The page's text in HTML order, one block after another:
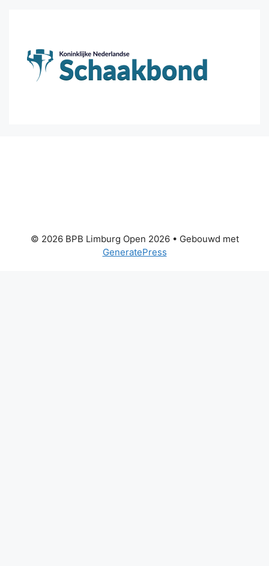
© 2026 BPB Limburg Open 2026• Gebouwd met
GeneratePress